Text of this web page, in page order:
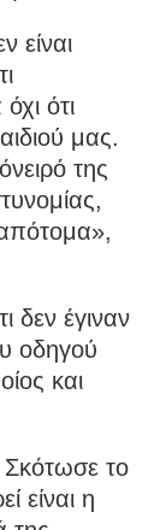
είναι
ότι
μας.
της
δεν έγιναν
οδηγού
και
Σκότωσε το
είναι η